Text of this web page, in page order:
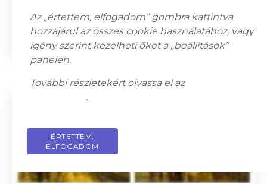
Écsy Ferenc József (1862-?): Szalonjelenet
3 500 000Ft
Az „értettem, elfogadom” gombra kattintva
hozzájárul az összes cookie használatához, vagy
igény szerint kezelheti őket a „beállítások”
panelen.
További részletekért olvassa el az
.
ÉRTETTEM,
ELFOGADOM